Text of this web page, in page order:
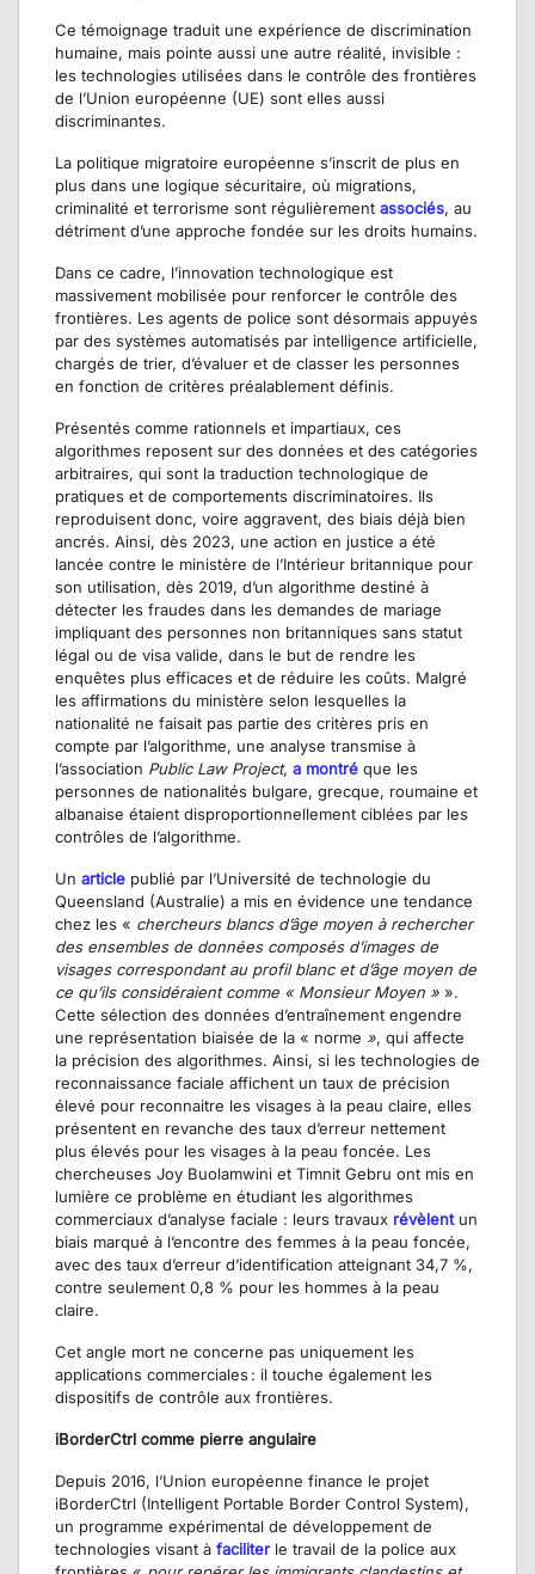
Ce témoignage traduit une expérience de discrimination
humaine, mais pointe aussi une autre réalité, invisible :
les technologies utilisées dans le contrôle des frontières
de l’Union européenne (UE) sont elles aussi
discriminantes.
La politique migratoire européenne s’inscrit de plus en
plus dans une logique sécuritaire, où migrations,
criminalité et terrorisme sont régulièrement associés, au
détriment d’une approche fondée sur les droits humains.
Dans ce cadre, l’innovation technologique est
massivement mobilisée pour renforcer le contrôle des
frontières. Les agents de police sont désormais appuyés
par des systèmes automatisés par intelligence artificielle,
chargés de trier, d’évaluer et de classer les personnes
en fonction de critères préalablement définis.
Présentés comme rationnels et impartiaux, ces
algorithmes reposent sur des données et des catégories
arbitraires, qui sont la traduction technologique de
pratiques et de comportements discriminatoires. Ils
reproduisent donc, voire aggravent, des biais déjà bien
ancrés. Ainsi, dès 2023, une action en justice a été
lancée contre le ministère de l’Intérieur britannique pour
son utilisation, dès 2019, d’un algorithme destiné à
détecter les fraudes dans les demandes de mariage
impliquant des personnes non britanniques sans statut
légal ou de visa valide, dans le but de rendre les
enquêtes plus efficaces et de réduire les coûts. Malgré
les affirmations du ministère selon lesquelles la
nationalité ne faisait pas partie des critères pris en
compte par l’algorithme, une analyse transmise à
l’association Public Law Project, a montré que les
personnes de nationalités bulgare, grecque, roumaine et
albanaise étaient disproportionnellement ciblées par les
contrôles de l’algorithme.
Un article publié par l’Université de technologie du
Queensland (Australie) a mis en évidence une tendance
chez les « chercheurs blancs d’âge moyen à rechercher
des ensembles de données composés d’images de
visages correspondant au profil blanc et d’âge moyen de
ce qu’ils considéraient comme « Monsieur Moyen » ».
Cette sélection des données d’entraînement engendre
une représentation biaisée de la « norme », qui affecte
la précision des algorithmes. Ainsi, si les technologies de
reconnaissance faciale affichent un taux de précision
élevé pour reconnaitre les visages à la peau claire, elles
présentent en revanche des taux d’erreur nettement
plus élevés pour les visages à la peau foncée. Les
chercheuses Joy Buolamwini et Timnit Gebru ont mis en
lumière ce problème en étudiant les algorithmes
commerciaux d’analyse faciale : leurs travaux révèlentun
biais marqué à l’encontre des femmes à la peau foncée,
avec des taux d’erreur d’identification atteignant 34,7 %,
contre seulement 0,8 % pour les hommes à la peau
claire.
Cet angle mort ne concerne pas uniquement les
applications commerciales : il touche également les
dispositifs de contrôle aux frontières.
iBorderCtrl comme pierre angulaire
Depuis 2016, l’Union européenne finance le projet
iBorderCtrl (Intelligent Portable Border Control System),
un programme expérimental de développement de
technologies visant à faciliterle travail de la police aux